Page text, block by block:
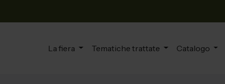
La fiera Tematiche trattate Catalogo